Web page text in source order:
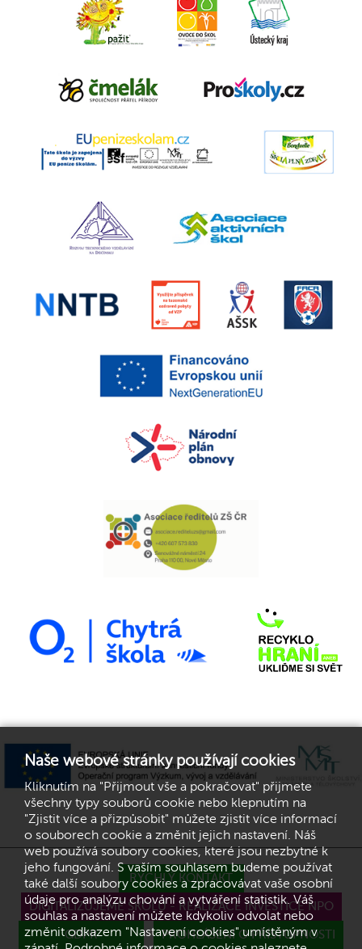
RYCHLÝ KONTAKT
DIGITALIZUJEME ŠKOLU - REALIZACE INVESTICE NPO
GDPR PROHLÁŠENÍ O PŘÍSTUPNOSTI
Naše webové stránky používají cookies
Kliknutím na "Přijmout vše a pokračovat" přijmete
všechny typy souborů cookie nebo klepnutím na
"Zjistit více a přizpůsobit" můžete zjistit více informací
o souborech cookie a změnit jejich nastavení. Náš
web používá soubory cookies, které jsou nezbytné k
jeho fungování. S vaším souhlasem budeme používat
také další soubory cookies a zpracovávat vaše osobní
údaje pro analýzu chování a vytváření statistik. Váš
souhlas a nastavení můžete kdykoliv odvolat nebo
změnit odkazem "Nastavení cookies" umístěným v